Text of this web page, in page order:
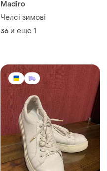
Madiro
Челсі зимові
36 и еще 1